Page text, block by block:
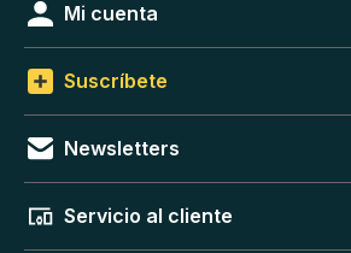
Mi cuenta
Suscríbete
Newsletters
Servicio al cliente